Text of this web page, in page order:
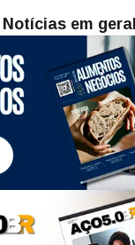
Notícias em geral